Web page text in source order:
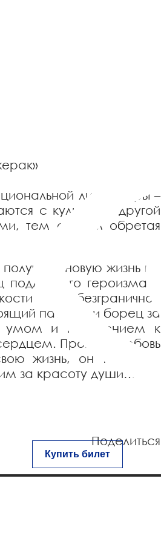
Купить билет
литературы –
с культурой другой
тем самым обретая
новую жизнь на
героизма и
и безграничной
патриот и борец за
умом и презрением к
Пронеся любовь
жизнь, он так и не
за красоту души…
Поделиться